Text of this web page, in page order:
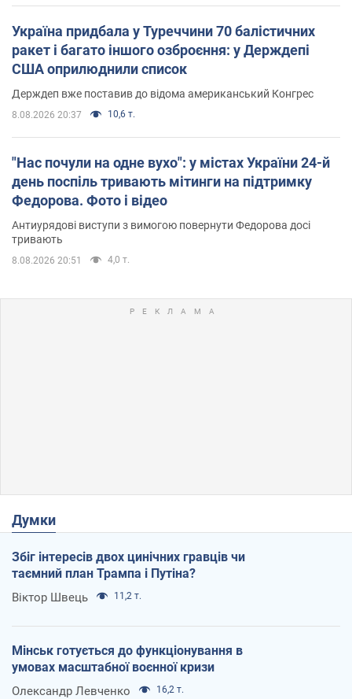
Україна придбала у Туреччини 70 балістичних
ракет і багато іншого озброєння: у Держдепі
США оприлюднили список
Держдеп вже поставив до відома американський Конгрес
8.08.2026 20:37 10,6 т.
"Нас почули на одне вухо": у містах України 24-й
день поспіль тривають мітинги на підтримку
Федорова. Фото і відео
Антиурядові виступи з вимогою повернути Федорова досі
тривають
8.08.2026 20:51 4,0 т.
Думки
Збіг інтересів двох цинічних гравців чи
таємний план Трампа і Путіна?
Віктор Швець 11,2 т.
Мінськ готується до функціонування в
умовах масштабної воєнної кризи
Олександр Левченко 16,2 т.